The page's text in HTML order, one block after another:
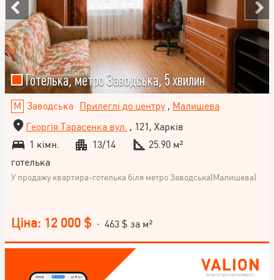
Готелька, метро Заводська, 5 хвилин
Заводська Прилеглі до центру, Малишева
Георгія Тарасенка вул. , 121, Харків
1 кімн.
13/14
25.90 м²
готелька
У продажу квартира-готелька біля метро Заводська(Малишева)
Ціна: 12 000 $ · 463 $ за м²